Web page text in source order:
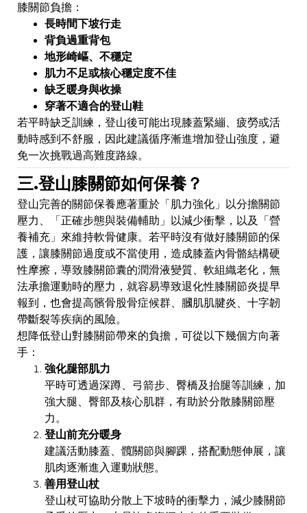
膝關節負擔：
長時間下坡行走
背負過重背包
地形崎嶇、不穩定
肌力不足或核心穩定度不佳
缺乏暖身與收操
穿著不適合的登山鞋
若平時缺乏訓練，登山後可能出現膝蓋緊繃、疲勞或活
動時感到不舒服，因此建議循序漸進增加登山強度，避
免一次挑戰過高難度路線。
三.登山膝關節如何保養？
登山完善的關節保養應著重於「肌力強化」以分擔關節
壓力、「正確步態與裝備輔助」以減少衝擊，以及「營
養補充」來維持軟骨健康。若平時沒有做好膝關節的保
護，讓膝關節過度或不當使用，造成膝蓋內骨骼結構硬
性摩擦，導致膝關節囊的潤滑液變質、軟組織老化，無
法承擔運動時的壓力，就容易導致退化性膝關節炎提早
報到，也會提高髕骨股骨症候群、膕肌肌腱炎、十字韌
帶斷裂等疾病的風險。
想降低登山對膝關節帶來的負擔，可從以下幾個方向著
手：
強化腿部肌力
平時可透過深蹲、弓箭步、臀橋及抬腿等訓練，加
強大腿、臀部及核心肌群，有助於分散膝關節壓
力。
登山前充分暖身
建議活動膝蓋、髖關節與腳踝，搭配動態伸展，讓
肌肉逐漸進入運動狀態。
善用登山杖
登山杖可協助分散上下坡時的衝擊力，減少膝關節